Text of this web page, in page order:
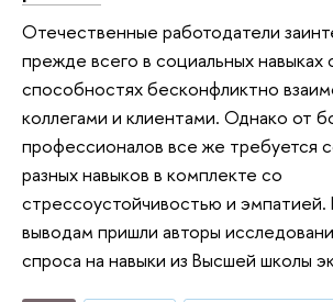
Отечественные работодатели
прежде всего в социальных
способностях бесконфликтно
коллегами и клиентами. Однако от
профессионалов все же требуется
разных навыков в комплекте со
стрессоустойчивостью и эмпатией.
выводам пришли авторы
спроса на навыки из Высшей школы